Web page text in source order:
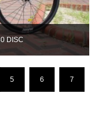
DISC
5 6 7